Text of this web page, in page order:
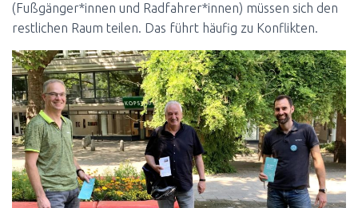
(Fußgänger*innen und Radfahrer*innen) müssen sich den
restlichen Raum teilen. Das führt häufig zu Konflikten.